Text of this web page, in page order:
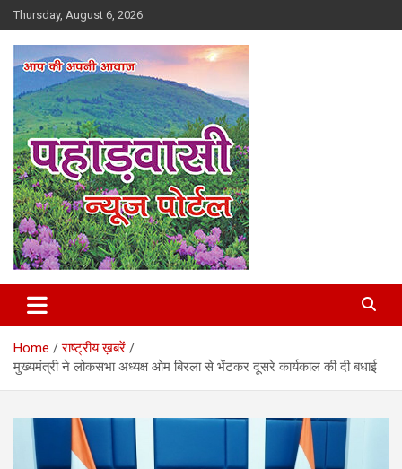
Skip
to
content
Thursday, August 6, 2026
Pahadvasi
Home
राष्ट्रीय ख़बरें
मुख्यमंत्री ने लोकसभा अध्यक्ष ओम बिरला से भेंटकर दूसरे कार्यकाल की दी बधाई